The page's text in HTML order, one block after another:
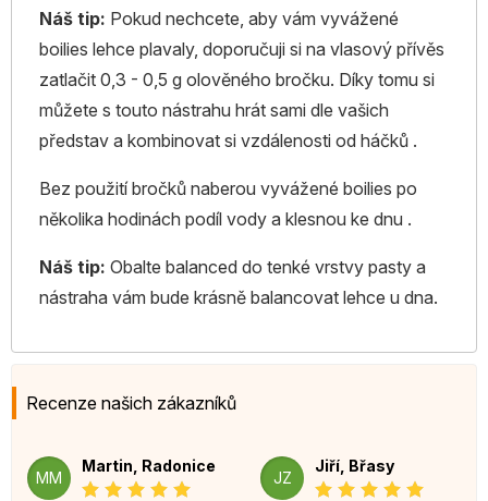
Náš tip: Pokud nechcete, aby vám vyvážené
boilies lehce plavaly, doporučuji si na vlasový přívěs
zatlačit 0,3 - 0,5 g olověného bročku. Díky tomu si
můžete s touto nástrahu hrát sami dle vašich
představ a kombinovat si vzdálenosti od háčků .
Bez použití bročků naberou vyvážené boilies po
několika hodinách podíl vody a klesnou ke dnu .
Náš tip: Obalte balanced do tenké vrstvy pasty a
nástraha vám bude krásně balancovat lehce u dna.
Recenze našich zákazníků
MM
Martin, Radonice
JZ
Jiří, Břasy